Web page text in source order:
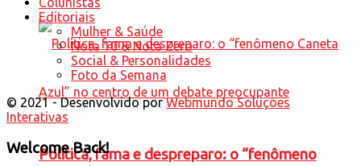
Política, fama e despreparo: o “fenômeno
Editoriais
Mulher & Saúde
Nota 10 & Nota Zero
Social & Personalidades
Foto da Semana
© 2021 - Desenvolvido porWebmundo Soluções
Interativas
Welcome Back!